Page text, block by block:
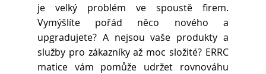
je velký problém ve spoustě firem.
Vymýšlíte pořád něco nového a
upgradujete? A nejsou vaše produkty a
služby pro zákazníky až moc složité? ERRC
matice vám pomůže udržet rovnováhu